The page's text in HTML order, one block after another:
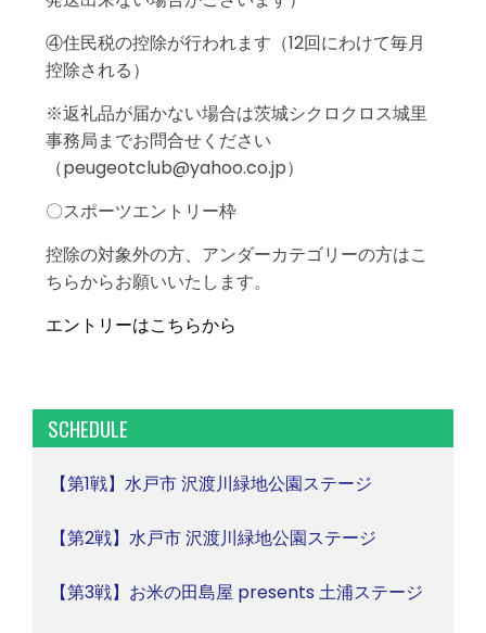
④住民税の控除が行われます（12回にわけて毎月
控除される）
※返礼品が届かない場合は茨城シクロクロス城里
事務局までお問合せください
（peugeotclub@yahoo.co.jp）
〇スポーツエントリー枠
控除の対象外の方、アンダーカテゴリーの方はこ
ちらからお願いいたします。
エントリーはこちらから
SCHEDULE
【第1戦】水戸市 沢渡川緑地公園ステージ
【第2戦】水戸市 沢渡川緑地公園ステージ
【第3戦】お米の田島屋 presents 土浦ステージ